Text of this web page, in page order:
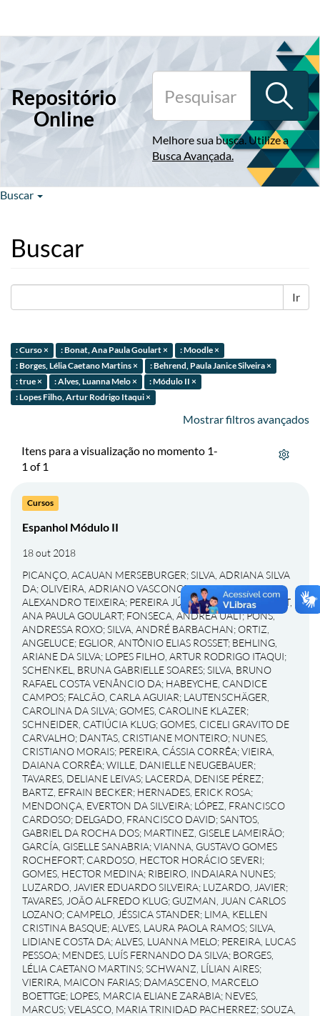
Repositório
Online
Melhore sua busca. Utilize a
Busca Avançada.
Buscar
Buscar
Ir
: Curso × : Bonat, Ana Paula Goulart ×
: Moodle ×
: Borges, Lélia Caetano Martins ×
: Behrend, Paula Janice Silveira ×
: true ×
: Alves, Luanna Melo ×
: Módulo II ×
: Lopes Filho, Artur Rodrigo Itaqui ×
Mostrar filtros avançados
Itens para a visualização no momento 1-
1 of 1
Cursos
Espanhol Módulo II
18 out 2018
PICANÇO, ACAUAN MERSEBURGER;SILVA, ADRIANA SILVA
DA;OLIVEIRA, ADRIANO VASCONCELOS DE;GOMES,
ALEXANDRO TEIXEIRA; PEREIRA JÚNIOR, ALÉRCIO; BONAT,
ANA PAULA GOULART; FONSECA, ANDREA UALT;PONS,
ANDRESSA ROXO;SILVA, ANDRÉ BARBACHAN;ORTIZ,
ANGELUCE; EGLIOR, ANTÔNIO ELIAS ROSSET; BEHLING,
ARIANE DA SILVA; LOPES FILHO, ARTUR RODRIGO ITAQUI;
SCHENKEL, BRUNA GABRIELLE SOARES;SILVA, BRUNO
RAFAEL COSTA VENÂNCIO DA; HABEYCHE, CANDICE
CAMPOS; FALCÃO, CARLA AGUIAR; LAUTENSCHÄGER,
CAROLINA DA SILVA; GOMES, CAROLINE KLAZER;
SCHNEIDER, CATIÚCIA KLUG; GOMES, CICELI GRAVITO DE
CARVALHO; DANTAS, CRISTIANE MONTEIRO; NUNES,
CRISTIANO MORAIS; PEREIRA, CÁSSIA CORRÊA;VIEIRA,
DAIANA CORRÊA;WILLE, DANIELLE NEUGEBAUER;
TAVARES, DELIANE LEIVAS; LACERDA, DENISE PÉREZ;
BARTZ, EFRAIN BECKER; HERNADES, ERICK ROSA;
MENDONÇA, EVERTON DA SILVEIRA; LÓPEZ, FRANCISCO
CARDOSO; DELGADO, FRANCISCO DAVID;SANTOS,
GABRIEL DA ROCHA DOS; MARTINEZ, GISELE LAMEIRÃO;
GARCÍA, GISELLE SANABRIA;VIANNA, GUSTAVO GOMES
ROCHEFORT; CARDOSO, HECTOR HORÁCIO SEVERI;
GOMES, HECTOR MEDINA; RIBEIRO, INDAIARA NUNES;
LUZARDO, JAVIER EDUARDO SILVEIRA; LUZARDO, JAVIER;
TAVARES, JOÃO ALFREDO KLUG; GUZMAN, JUAN CARLOS
LOZANO; CAMPELO, JÉSSICA STANDER; LIMA, KELLEN
CRISTINA BASQUE;ALVES, LAURA PAOLA RAMOS;SILVA,
LIDIANE COSTA DA;ALVES, LUANNA MELO; PEREIRA, LUCAS
PESSOA; MENDES, LUÍS FERNANDO DA SILVA; BORGES,
LÉLIA CAETANO MARTINS;SCHWANZ, LÍLIAN AIRES;
VIERIRA, MAICON FARIAS; DAMASCENO, MARCELO
BOETTGE; LOPES, MARCIA ELIANE ZARABIA; NEVES,
MARCUS;VELASCO, MARIA TRINIDAD PACHERREZ;SOUZA,